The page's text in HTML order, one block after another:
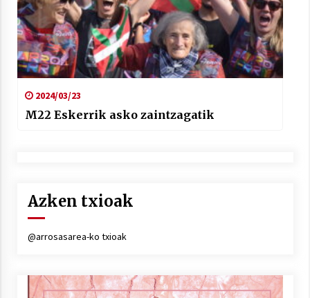
2024/03/23
M22 Eskerrik asko zaintzagatik
Azken txioak
@arrosasarea-ko txioak